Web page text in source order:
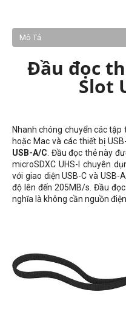
Mô Tả
Đầu đọc
Slot
Nhanh chóng chuyển các
hoặc Mac và các thiết bị
USB-A/C . Đầu đọc thẻ này
microSDXC UHS-I chuyên
với giao diện USB-C và
độ lên đến 205MB/s. Đầu
nghĩa là không cần nguồn